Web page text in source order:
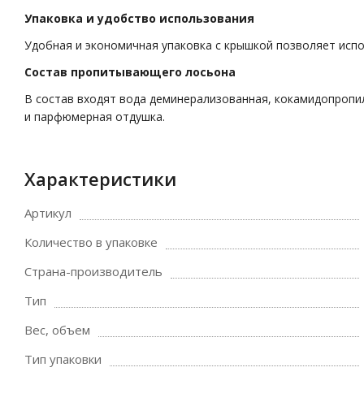
Упаковка и удобство использования
Удобная и экономичная упаковка с крышкой позволяет
Состав пропитывающего лосьона
В состав входят вода деминерализованная,
и парфюмерная отдушка.
Характеристики
Артикул
Количество в упаковке
Страна-производитель
Тип
Вес, объем
Тип упаковки